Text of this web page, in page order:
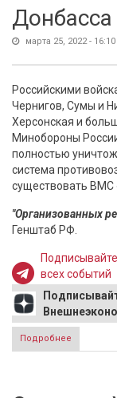
Донбасса
марта 25, 2022 - 16:10
Российскими
Чернигов, Сумы и
Херсонская и
Минобороны
полностью
система
существовать ВМС
"Организованных
Генштаб РФ.
всех событий
Подробнее